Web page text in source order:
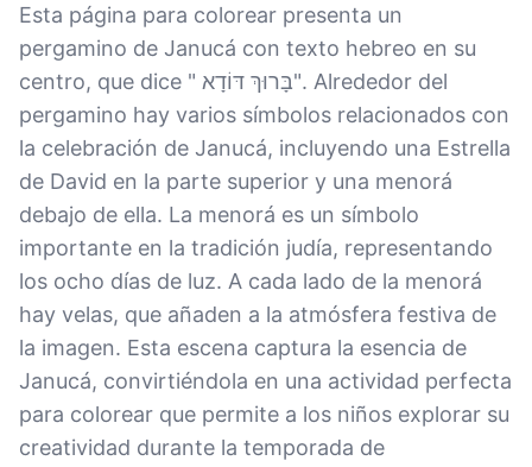
Esta página para colorear presenta un
pergamino de Janucá con texto hebreo en su
centro, que dice " בָּרוּךְ דּוֹדָא". Alrededor del
pergamino hay varios símbolos relacionados con
la celebración de Janucá, incluyendo una Estrella
de David en la parte superior y una menorá
debajo de ella. La menorá es un símbolo
importante en la tradición judía, representando
los ocho días de luz. A cada lado de la menorá
hay velas, que añaden a la atmósfera festiva de
la imagen. Esta escena captura la esencia de
Janucá, convirtiéndola en una actividad perfecta
para colorear que permite a los niños explorar su
creatividad durante la temporada de